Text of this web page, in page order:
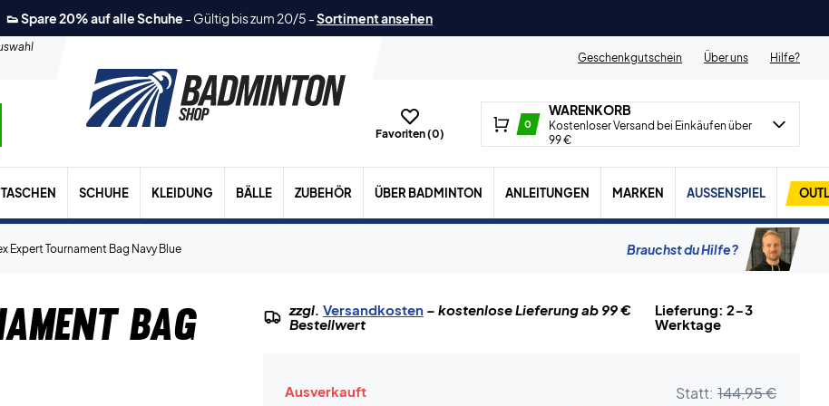
👟 Spare 20% auf alle Schuhe - Gültig bis zum 20/5 -Sortiment ansehen
Geschenkgutschein
Über uns Hilfe?
Favoriten (0)
0
WARENKORB
Kostenloser Versand bei Einkäufen über
99 €
TASCHEN SCHUHE KLEIDUNG BÄLLE ZUBEHÖR ÜBER BADMINTON ANLEITUNGEN MARKEN AUSSENSPIEL
Expert Tournament Bag Navy Blue Brauchst du Hilfe?
Bag
zzgl. Versandkosten– kostenlose Lieferung ab 99 €
Bestellwert
Lieferung: 2-3
Werktage
Ausverkauft Statt: 144,95 €